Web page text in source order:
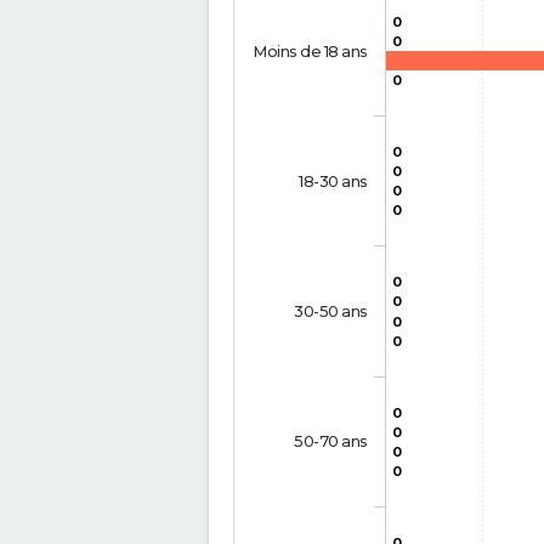
0
0
0
0
0
0
0
0
0
0
0
0
0
0
0
Moins de 18 ans
18-30 ans
30-50 ans
50-70 ans